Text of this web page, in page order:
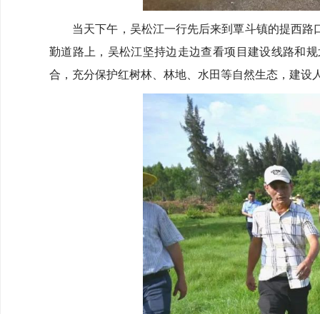
当天下午，吴松江一行先后来到覃斗镇的提西路
勤道路上，吴松江坚持边走边查看项目建设线路和
合，充分保护红树林、林地、水田等自然生态，建设